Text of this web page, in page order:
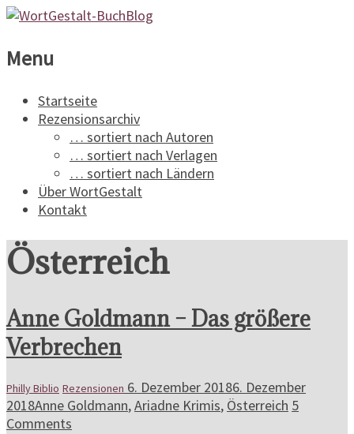
WortGestalt-
Buchblog
Spannungsliteratur
Menu
Startseite
Rezensionsarchiv
… sortiert nach Autoren
… sortiert nach Verlagen
… sortiert nach Ländern
Über WortGestalt
Kontakt
Österreich
Anne Goldmann – Das größere
Verbrechen
Philly Biblio Rezensionen 6. Dezember 20186. Dezember
2018Anne Goldmann,Ariadne Krimis, Österreich 5
Comments